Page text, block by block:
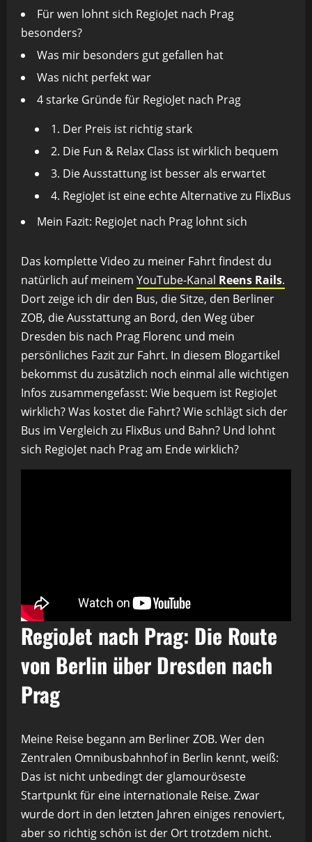
Für wen lohnt sich RegioJet nach Prag
besonders?
Was mir besonders gut gefallen hat
Was nicht perfekt war
4 starke Gründe für RegioJet nach Prag
1. Der Preis ist richtig stark
2. Die Fun & Relax Class ist wirklich bequem
3. Die Ausstattung ist besser als erwartet
4. RegioJet ist eine echte Alternative zu FlixBus
Mein Fazit: RegioJet nach Prag lohnt sich
Das komplette Video zu meiner Fahrt findest du
natürlich auf meinem YouTube-Kanal Reens Rails.
Dort zeige ich dir den Bus, die Sitze, den Berliner
ZOB, die Ausstattung an Bord, den Weg über
Dresden bis nach Prag Florenc und mein
persönliches Fazit zur Fahrt. In diesem Blogartikel
bekommst du zusätzlich noch einmal alle wichtigen
Infos zusammengefasst: Wie bequem ist RegioJet
wirklich? Was kostet die Fahrt? Wie schlägt sich der
Bus im Vergleich zu FlixBus und Bahn? Und lohnt
sich RegioJet nach Prag am Ende wirklich?
RegioJet nach Prag: Die Route
von Berlin über Dresden nach
Prag
Meine Reise begann am Berliner ZOB. Wer den
Zentralen Omnibusbahnhof in Berlin kennt, weiß:
Das ist nicht unbedingt der glamouröseste
Startpunkt für eine internationale Reise. Zwar
wurde dort in den letzten Jahren einiges renoviert,
aber so richtig schön ist der Ort trotzdem nicht.